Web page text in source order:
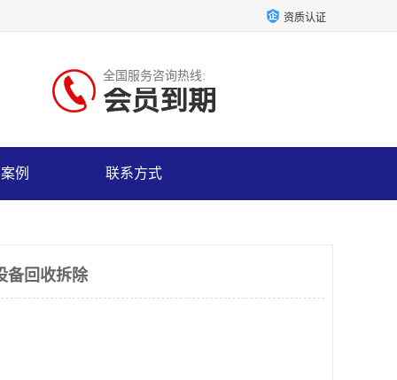
资质认证
全国服务咨询热线:
会员到期
例 联系方式
备回收拆除